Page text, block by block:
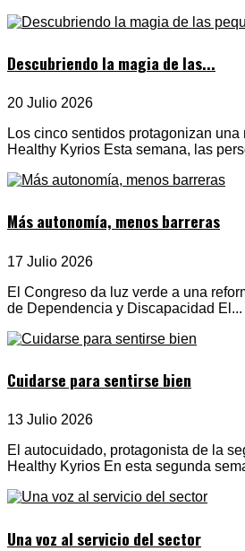
Descubriendo la magia de las...
20 Julio 2026
Los cinco sentidos protagonizan
Healthy Kyrios Esta semana, las
Más autonomía, menos barreras
17 Julio 2026
El Congreso da luz verde a una
de Dependencia y Discapacidad El...
Cuidarse para sentirse bien
13 Julio 2026
El autocuidado, protagonista de la
Healthy Kyrios En esta segunda
Una voz al servicio del sector